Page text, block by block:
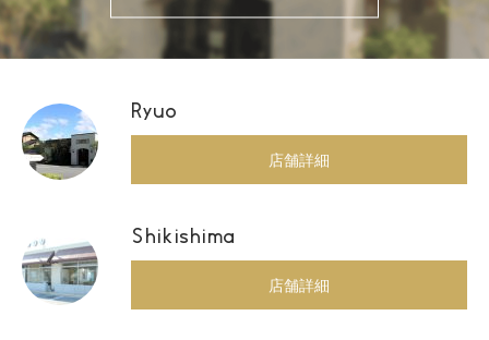
Ryuo
店舗詳細
Shikishima
店舗詳細